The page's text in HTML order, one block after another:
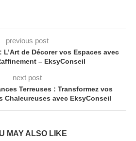
previous post
L’Art de Décorer vos Espaces avec
– EksyConseil
next post
Terreuses : Transformez vos
Chaleureuses avec EksyConseil
MAY ALSO LIKE